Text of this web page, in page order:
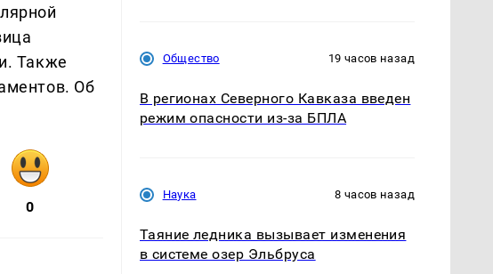
Также
Об
0
Общество 19 часов назад
В регионах Северного Кавказа введен
режим опасности из-за БПЛА
Наука 8 часов назад
Таяние ледника вызывает изменения
в системе озер Эльбруса